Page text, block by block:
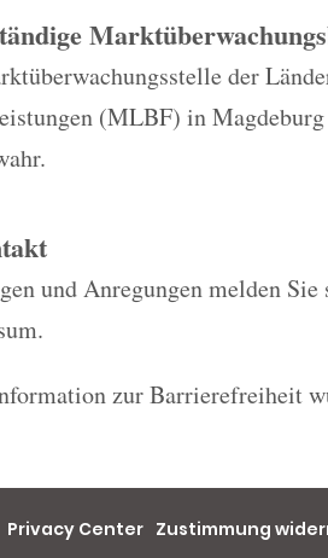
der
(MLBF) in
und Anregungen melden
zur Barrierefreiheit
Privacy Center Zustimmung